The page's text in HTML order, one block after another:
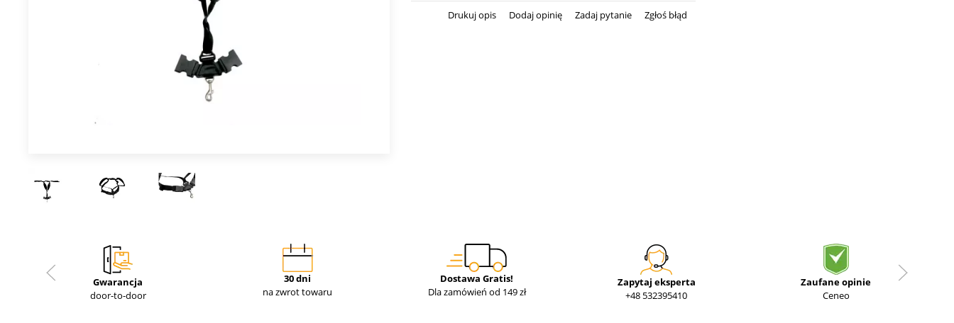
Drukuj opis Dodaj opinię Zadaj pytanie Zgłoś błąd
Gwarancja
door-to-door
30 dni
na zwrot towaru
Dostawa Gratis!
Dla zamówień od 149 zł
Zapytaj eksperta
+48 532395410
Zaufane opinie
Ceneo